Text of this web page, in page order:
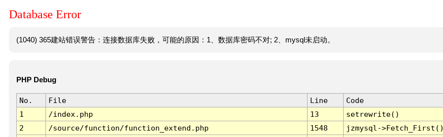
Database Error
(1040) 365建站错误警告：连接数据库失败，可能的原因：1、数据库密码不对; 2、mysql未启动。
PHP Debug
No. File Line
Code
1
/index.php 13
setrewrite()
2
/source/function/function_extend.php 1548
jzmysql-